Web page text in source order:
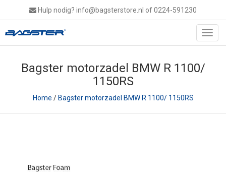
Hulp nodig? info@bagsterstore.nl of 0224-591230
Bagster motorzadel BMW R 1100/
1150RS
Home /Bagster motorzadel BMW R 1100/ 1150RS